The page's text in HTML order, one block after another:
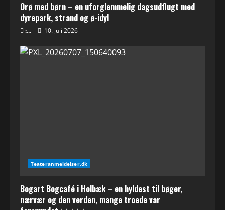
Orø med børn – en uforglemmelig dagsudflugt med
dyrepark, strand og ø-idyl
:... 10. juli 2026
Teateranmeldelser.dk
Bogart Bogcafé i Holbæk – en hyldest til bøger,
nærvær og den verden, mange troede var